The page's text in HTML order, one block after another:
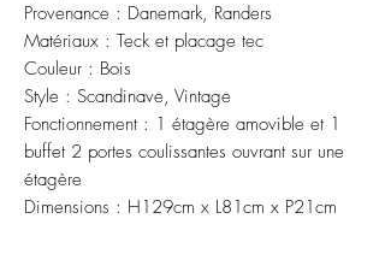
Provenance : Danemark, Randers
Matériaux : Teck et placage tec
Couleur : Bois
Style : Scandinave, Vintage
Fonctionnement : 1 étagère amovible et 1
buffet 2 portes coulissantes ouvrant sur une
étagère
Dimensions : H129cm x L81cm x P21cm